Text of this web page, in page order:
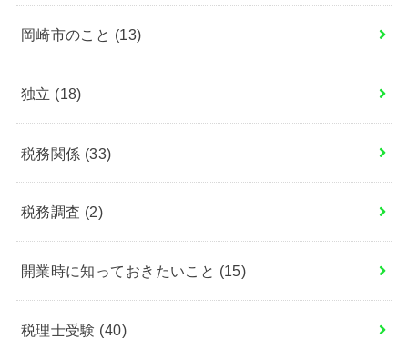
岡崎市のこと (13)
独立 (18)
税務関係 (33)
税務調査 (2)
開業時に知っておきたいこと (15)
税理士受験 (40)